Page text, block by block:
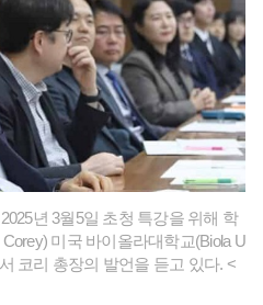
년 3월5일 초청 특강을 위해 학
미국 바이올라대학교(Biola U
코리 총장의 발언을 듣고 있다. <